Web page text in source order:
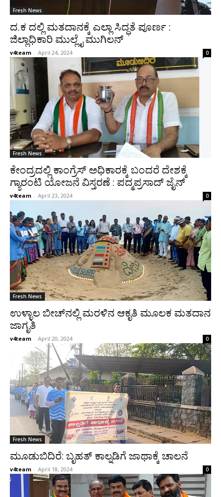
Fresh News
ದ.ಕ ದಲ್ಲಿ ಮತದಾನಕ್ಕೆ ಎಲ್ಲಾ ಸಿದ್ಧತೆ ಪೂರ್ಣ :
ಜಿಲ್ಲಾಧಿಕಾರಿ ಮುಲ್ಲೈ ಮುಗಿಲನ್
v4team - April 24, 2024 0
Fresh News
ಕೇಂದ್ರದಲ್ಲಿ ಕಾಂಗ್ರೆಸ್ ಅಧಿಕಾರಕ್ಕೆ ಬಂದರೆ ದೇಶಕ್ಕೆ
ಗ್ಯಾರಂಟಿ ಯೋಜನೆ ವಿಸ್ತರಣೆ : ಪದ್ಮಪ್ರಸಾದ್ ಜೈನ್
v4team - April 23, 2024 0
Fresh News
ಉಳ್ಳಾಲ ಬೀಚ್‌ನಲ್ಲಿ ಮರಳಿನ ಆಕೃತಿ ಮೂಲಕ ಮತದಾನ
ಜಾಗೃತಿ
v4team - April 20, 2024 0
Fresh News
ಮೂಡುಬಿದಿರೆ: ಬೃಹತ್ ಕಾಲ್ನಡಿಗೆ ಜಾಥಾಕ್ಕೆ ಚಾಲನೆ
v4team - April 18, 2024 0